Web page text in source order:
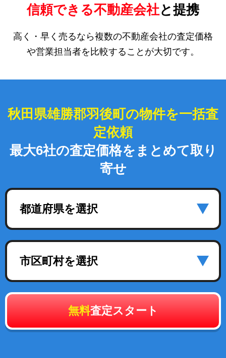
信頼できる不動産会社と提携
高く・早く売るなら複数の不動産会社の査定価格
や営業担当者を比較することが大切です。
秋田県雄勝郡羽後町の物件を一括査
定依頼
最大6社の査定価格をまとめて取り
寄せ
都道府県を選択
市区町村を選択
無料査定スタート